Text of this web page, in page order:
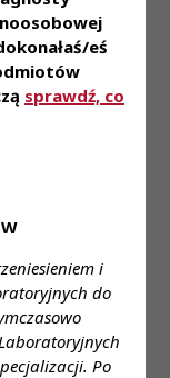
eś
sprawdź, co
i
do
Po